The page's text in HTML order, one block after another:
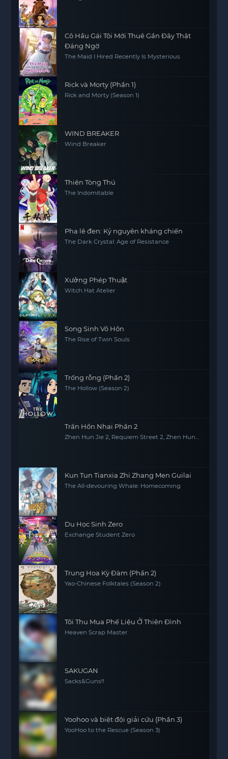
Cô Hầu Gái Tôi Mới Thuê Gần Đây Thật
Đáng Ngờ
The Maid I Hired Recently Is Mysterious
Rick và Morty (Phần 1)
Rick and Morty (Season 1)
WIND BREAKER
Wind Breaker
Thiên Tòng Thú
The Indomitable
Pha lê đen: Kỷ nguyên kháng chiến
The Dark Crystal: Age of Resistance
Xưởng Phép Thuật
Witch Hat Atelier
Song Sinh Võ Hồn
The Rise of Twin Souls
Trống rỗng (Phần 2)
The Hollow (Season 2)
Trấn Hồn Nhai Phần 2
Zhen Hun Jie 2, Requiem Street 2, Zhen Hun
Kun Tun Tianxia Zhi Zhang Men Guilai
The All-devouring Whale: Homecoming
Du Học Sinh Zero
Exchange Student Zero
Trung Hoa Kỳ Đàm (Phần 2)
Yao-Chinese Folktales (Season 2)
Tôi Thu Mua Phế Liệu Ở Thiên Đình
Heaven Scrap Master
SAKUGAN
Sacks&Guns!!
Yoohoo và biệt đội giải cứu (Phần 3)
YooHoo to the Rescue (Season 3)